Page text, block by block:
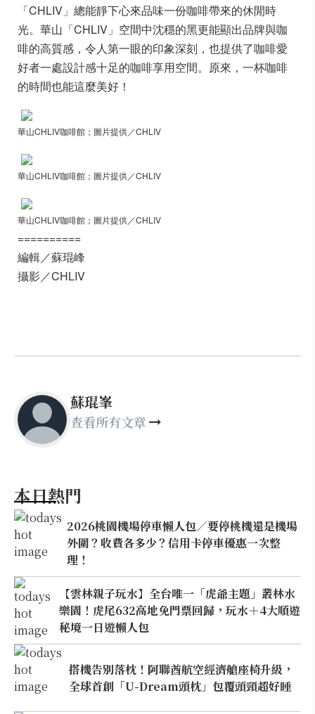
「CHLIV」總能靜下心來品味一份咖啡帶來的休閒時
光。華山「CHLIV」空間中沈穩的黑更能顯出品牌與咖
啡的高質感，令人第一眼的印象深刻，也提供了咖啡愛
好者一處設計感十足的咖啡享用空間。原來，一杯咖啡
的時間也能這麼美好！
華山CHLIV咖啡館；圖片提供／CHLIV
華山CHLIV咖啡館；圖片提供／CHLIV
華山CHLIV咖啡館；圖片提供／CHLIV
==========
編輯／蘇琨峰
攝影／CHLIV
蘇琨峯
查看所有文章
本日熱門
2026桃園機場停車懶人包／要停桃機還是機場
外圍？收費各多少？信用卡停車優惠一次整
理！
【雲林親子玩水】全台唯一「虎爺主題」叢林水
樂園！虎尾632高地免門票回歸，玩水＋4大順遊
秘境一日遊懶人包
搭機告別落枕！阿聯酋航空經濟艙座椅升級，
全球首創「U-Dream頭枕」包覆頭頸超好睡